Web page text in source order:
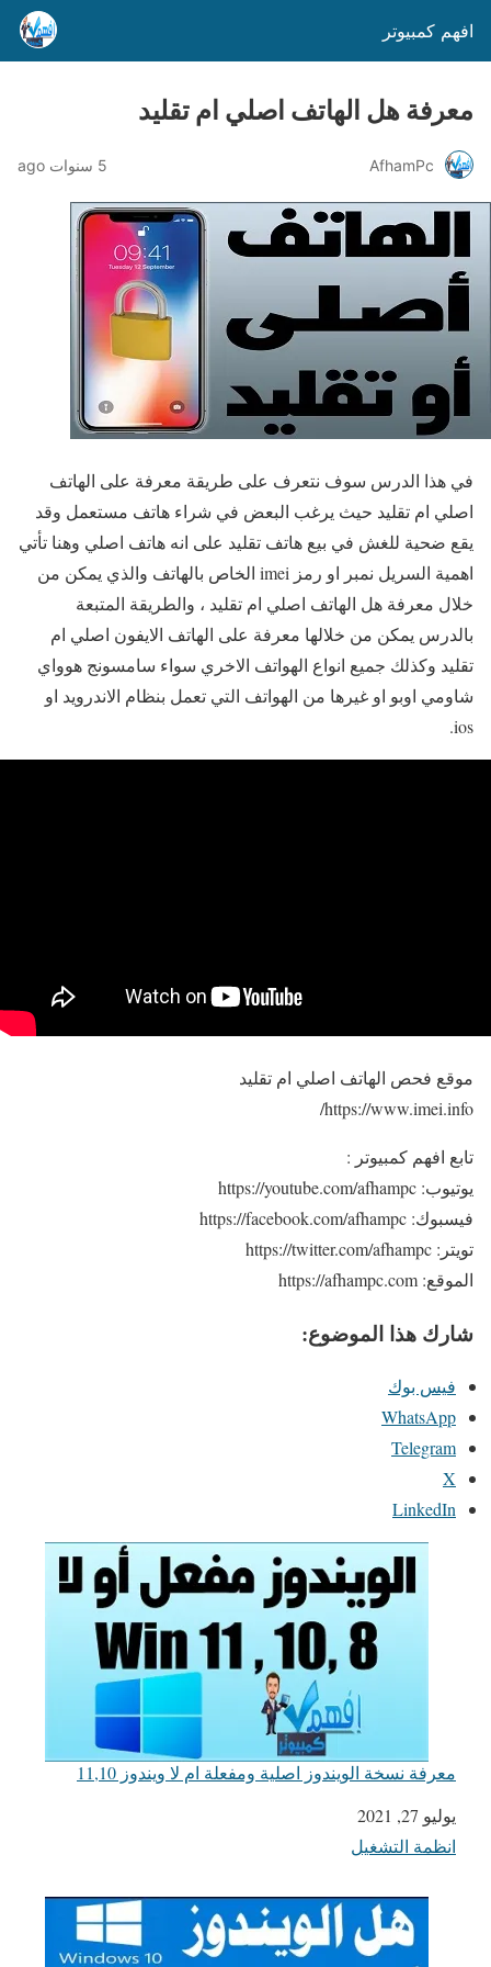
افهم كمبيوتر
معرفة هل الهاتف اصلي ام تقليد
AfhamPc 5 سنوات ago
في هذا الدرس سوف نتعرف على طريقة معرفة على الهاتف
اصلي ام تقليد حيث يرغب البعض في شراء هاتف مستعمل وقد
يقع ضحية للغش في بيع هاتف تقليد على انه هاتف اصلي وهنا تأتي
اهمية السريل نمبر او رمز imei الخاص بالهاتف والذي يمكن من
خلال معرفة هل الهاتف اصلي ام تقليد ، والطريقة المتبعة
بالدرس يمكن من خلالها معرفة على الهاتف الايفون اصلي ام
تقليد وكذلك جميع انواع الهواتف الاخري سواء سامسونج هوواي
شاومي اوبو او غيرها من الهواتف التي تعمل بنظام الاندرويد او
ios.
موقع فحص الهاتف اصلي ام تقليد
https://www.imei.info/
تابع افهم كمبيوتر :
يوتيوب: https://youtube.com/afhampc
فيسبوك: https://facebook.com/afhampc
تويتر: https://twitter.com/afhampc
الموقع: https://afhampc.com
شارك هذا الموضوع:
فيس بوك
WhatsApp
Telegram
X
LinkedIn
معرفة نسخة الويندوز اصلية ومفعلة ام لا ويندوز 11,10
التاريخ
يوليو 27, 2021
في ما يتعلق بما يأتي
انظمة التشغيل